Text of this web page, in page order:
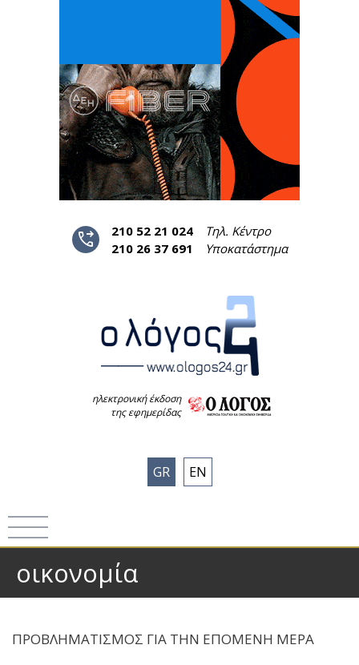
phone_forwarded 210 52 21 024
Τηλ. Κέντρο
210 26 37 691
Υποκατάστημα
ηλεκτρονική έκδοση
της εφημερίδας
GR EN
οικονομία
ΠΡΟΒΛΗΜΑΤΙΣΜΟΣ ΓΙΑ ΤΗΝ ΕΠΟΜΕΝΗ ΜΕΡΑ